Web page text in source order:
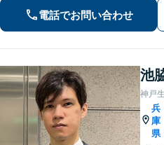
剣
掛け
電話でお問い合わせ
池
神戸
兵
庫
県